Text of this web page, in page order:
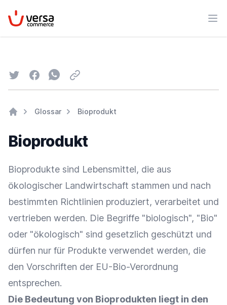
VersaCommerce
TwitterFacebookWhatsapp
Email
Glossar Bioprodukt
Bioprodukt
Bioprodukte sind Lebensmittel, die aus
ökologischer Landwirtschaft stammen und nach
bestimmten Richtlinien produziert, verarbeitet und
vertrieben werden. Die Begriffe "biologisch", "Bio"
oder "ökologisch" sind gesetzlich geschützt und
dürfen nur für Produkte verwendet werden, die
den Vorschriften der EU-Bio-Verordnung
entsprechen.
Die Bedeutung von Bioprodukten liegt in den